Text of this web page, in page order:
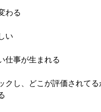
わる
い
仕事が生まれる
し、どこが評価されてる